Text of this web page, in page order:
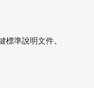
準說明文件。